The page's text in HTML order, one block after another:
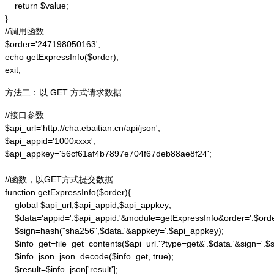
    return $value;
}
//调用函数
$order='247198050163';
echo getExpressInfo($order);
exit;
方法二：以 GET 方式请求数据
//接口参数
$api_url='http://cha.ebaitian.cn/api/json';
$api_appid='1000xxxx';
$api_appkey='56cf61af4b7897e704f67deb88ae8f24';
//函数，以GET方式提交数据
function getExpressInfo($order){
    global $api_url,$api_appid,$api_appkey;
    $sign=hash("sha256",$data.'&appkey='.$api_appkey);
    $info_json=json_decode($info_get, true);
    $result=$info_json['result'];